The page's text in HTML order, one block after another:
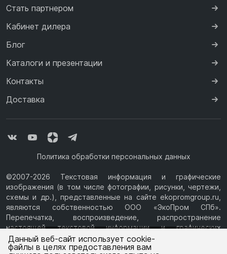
Стать партнером
Кабинет дилера
Блог
Каталоги и презентации
Контакты
Доставка
Политика обработки персональных данных
©2007-2026 Текстовая информация и графические
изображения (в том числе фотографии, рисунки, чертежи,
схемы и др.), представленные на сайте ekopromgroup.ru,
являются собственностью ООО «ЭкоПром СПб».
Перепечатка, воспроизведение, распространение
настоящей текстовой информации и графических
изображений с Сайта возможны только с письменного
разрешения ООО «ЭкоПром СПб» (ИНН 7814376069, ОГРН
Ваш город —Санкт-Петербург
Данный веб-сайт использует cookie-
файлы в целях предоставления вам